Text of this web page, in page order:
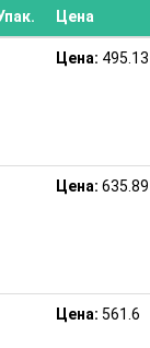
Цена
Цена: 495.13
Цена: 635.89
Цена: 561.6